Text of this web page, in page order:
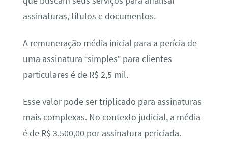
assinaturas, títulos e documentos.
A remuneração média inicial para a perícia de
uma assinatura “simples” para clientes
particulares é de R$ 2,5 mil.
Esse valor pode ser triplicado para assinaturas
mais complexas. No contexto judicial, a média
é de R$ 3.500,00 por assinatura periciada.